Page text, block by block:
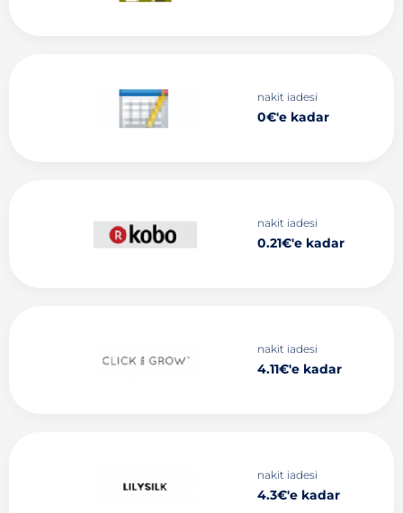
nakit iadesi
0€'e kadar
nakit iadesi
0.21€'e kadar
nakit iadesi
4.11€'e kadar
nakit iadesi
4.3€'e kadar